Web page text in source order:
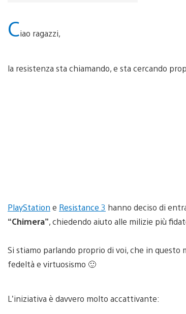
Ciao ragazzi,
la resistenza sta chiamando, e sta cercando
PlayStation e Resistance 3 hanno deciso di
“Chimera”, chiedendo aiuto alle milizie più
Si stiamo parlando proprio di voi, che in
fedeltà e virtuosismo 🙂
L’iniziativa è davvero molto accattivante: